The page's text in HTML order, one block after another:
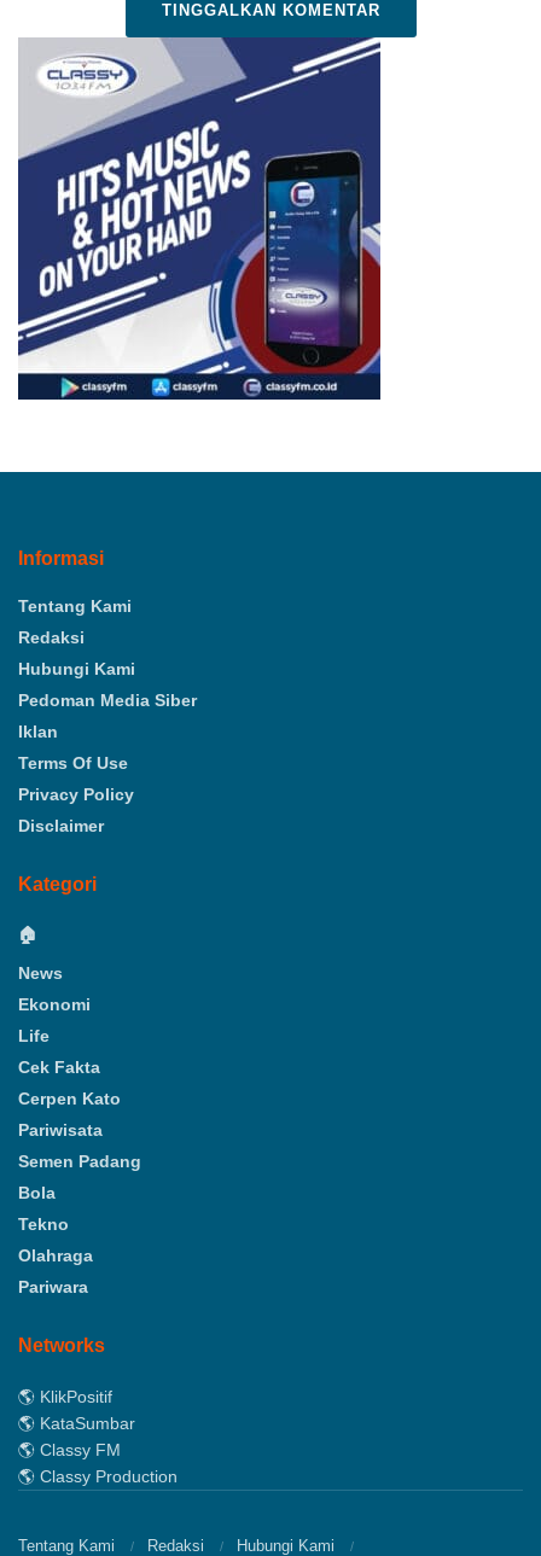
TINGGALKAN KOMENTAR
Informasi
Tentang Kami
Redaksi
Hubungi Kami
Pedoman Media Siber
Iklan
Terms Of Use
Privacy Policy
Disclaimer
Kategori
🏠
News
Ekonomi
Life
Cek Fakta
Cerpen Kato
Pariwisata
Semen Padang
Bola
Tekno
Olahraga
Pariwara
Networks
🌎 KlikPositif
🌎 KataSumbar
🌎 Classy FM
🌎 Classy Production
Tentang Kami Redaksi Hubungi Kami